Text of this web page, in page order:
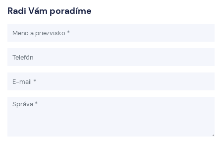
Radi Vám poradíme